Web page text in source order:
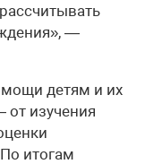
—
детям и их
изучения
итогам